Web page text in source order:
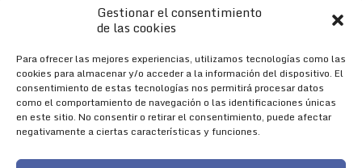
Gestionar el consentimiento
de las cookies
Para ofrecer las mejores experiencias, utilizamos tecnologías como las
cookies para almacenar y/o acceder a la información del dispositivo. El
consentimiento de estas tecnologías nos permitirá procesar datos
como el comportamiento de navegación o las identificaciones únicas
en este sitio. No consentir o retirar el consentimiento, puede afectar
negativamente a ciertas características y funciones.